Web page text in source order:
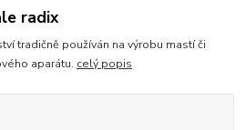
radix
tradičně používán na výrobu mastí či
aparátu. celý popis